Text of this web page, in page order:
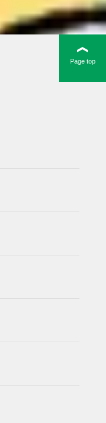
Page top